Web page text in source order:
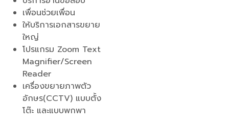
เพื่อนช่วยเพื่อน
ให้บริการเอกสารขยาย
ใหญ่
โปรแกรม Zoom Text
Magnifier/Screen
Reader
เครื่องขยายภาพตัว
อักษร(CCTV) แบบตั้ง
โต๊ะ และแบบพกพา